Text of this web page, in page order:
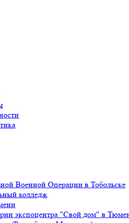
Военной Операции в Тобольске
колледж
экспоцентра "Свой дом" в